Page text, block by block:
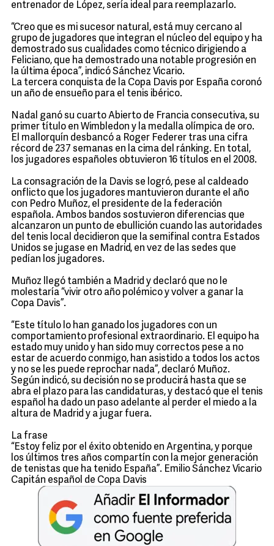
entrenador de López, sería ideal para reemplazarlo.
“Creo que es mi sucesor natural, está muy cercano al
grupo de jugadores que integran el núcleo del equipo y ha
demostrado sus cualidades como técnico dirigiendo a
Feliciano, que ha demostrado una notable progresión en
la última época”, indicó Sánchez Vicario.
La tercera conquista de la Copa Davis por España coronó
un año de ensueño para el tenis ibérico.
Nadal ganó su cuarto Abierto de Francia consecutiva, su
primer título en Wimbledon y la medalla olímpica de oro.
El mallorquín desbancó a Roger Federer tras una cifra
récord de 237 semanas en la cima del ránking. En total,
los jugadores españoles obtuvieron 16 títulos en el 2008.
La consagración de la Davis se logró, pese al caldeado
onflicto que los jugadores mantuvieron durante el año
con Pedro Muñoz, el presidente de la federación
española. Ambos bandos sostuvieron diferencias que
alcanzaron un punto de ebullición cuando las autoridades
del tenis local decidieron que la semifinal contra Estados
Unidos se jugase en Madrid, en vez de las sedes que
pedían los jugadores.
Muñoz llegó también a Madrid y declaró que no le
molestaría “vivir otro año polémico y volver a ganar la
Copa Davis”.
“Este título lo han ganado los jugadores con un
comportamiento profesional extraordinario. El equipo ha
estado muy unido y han sido muy correctos pese a no
estar de acuerdo conmigo, han asistido a todos los actos
y no se les puede reprochar nada”, declaró Muñoz.
Según indicó, su decisión no se producirá hasta que se
abra el plazo para las candidaturas, y destacó que el tenis
español ha dado un paso adelante al perder el miedo a la
altura de Madrid y a jugar fuera.
La frase
“Estoy feliz por el éxito obtenido en Argentina, y porque
los últimos tres años compartín con la mejor generación
de tenistas que ha tenido España”. Emilio Sánchez Vicario
Capitán español de Copa Davis